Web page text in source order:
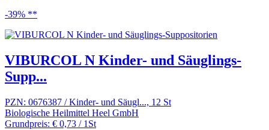
-39% **
VIBURCOL N Kinder- und Säuglings-
Supp...
PZN: 0676387 / Kinder- und Säugl..., 12 St
Biologische Heilmittel Heel GmbH
Grundpreis: € 0,73 / 1St